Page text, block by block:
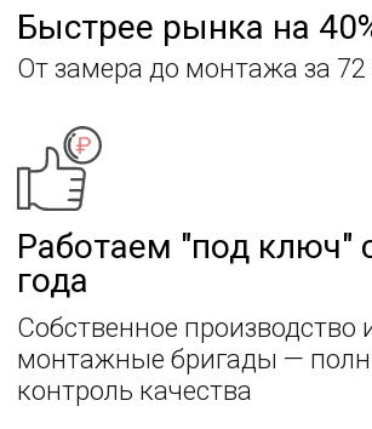
мрамор, гранит, оникс, травертин и другие
натуральные породы камня. Ступени из
искусственного камня, в отличие от
влаги, высоких температур и механических
воздействий. Искусственный камень
практичнее натурального, будет служить Вам
долгие годы, не потеряет свой вид и не